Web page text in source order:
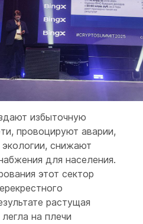
избыточную
провоцируют аварии,
снижают
для населения.
этот сектор
растущая
на плечи